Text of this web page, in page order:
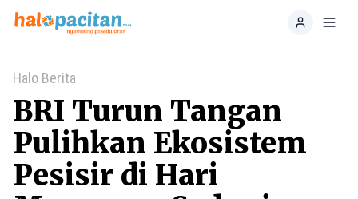
Home
Halo Berita
BRI Turun Tangan
Pulihkan Ekosistem
Pesisir di Hari